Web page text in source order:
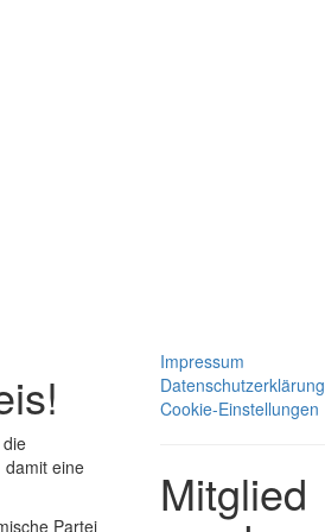
damit eine
Partei
Impressum
Datenschutzerklärung
Cookie-Einstellungen
Mitglied